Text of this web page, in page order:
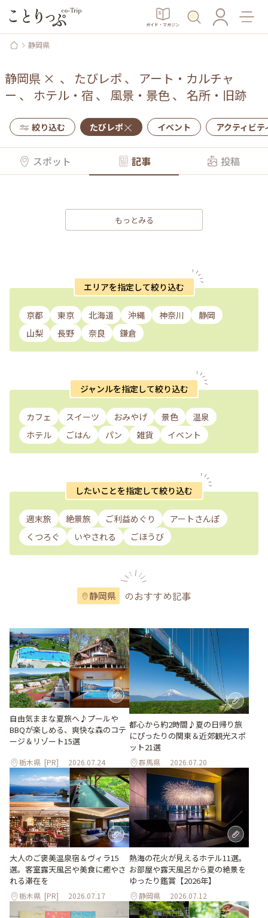
ガイド・マガジン
静岡県
静岡県 × 、 たびレポ 、 アート・カルチャ
ー 、 ホテル・宿 、 風景・景色、 名所・旧跡
絞り込む たびレポ イベント アクティビテ
スポット 記事 投稿
もっとみる
エリアを指定して絞り込む
京都 東京 北海道 沖縄 神奈川
静岡
山梨
長野 奈良 鎌倉
ジャンルを指定して絞り込む
カフェ スイーツ おみやげ 景色
温泉
ホテル
ごはん パン 雑貨 イベント
したいことを指定して絞り込む
週末旅 絶景旅 ご利益めぐり
アートさんぽ
くつろぐ
いやされる ごほうび
静岡県 のおすすめ記事
自由気ままな夏旅へ♪プールや
BBQが楽しめる、爽快な森のコテ
ージ＆リゾート15選
栃木県 [PR] 2026.07.24
都心から約2時間♪夏の日帰り旅
にぴったりの関東＆近郊観光スポ
ット21選
群馬県 2026.07.20
大人のご褒美温泉宿＆ヴィラ15
選。客室露天風呂や美食に癒やさ
れる滞在を
栃木県 [PR] 2026.07.17
熱海の花火が見えるホテル11選。
お部屋や露天風呂から夏の絶景を
ゆったり鑑賞【2026年】
静岡県 2026.07.12